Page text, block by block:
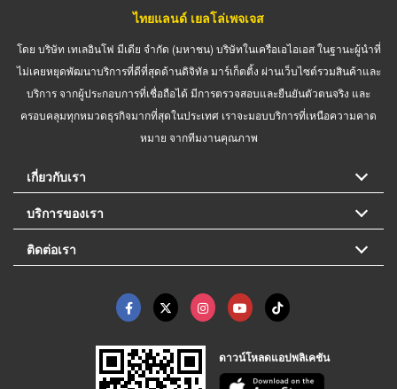
ไทยแลนด์ เยลโล่เพจเจส
โดย บริษัท เทเลอินโฟ มีเดีย จำกัด (มหาชน) บริษัทในเครือเอไอเอส ในฐานะผู้นำที่
ไม่เคยหยุดพัฒนาบริการที่ดีที่สุดด้านดิจิทัล มาร์เก็ตติ้ง ผ่านเว็บไซต์รวมสินค้าและ
บริการ จากผู้ประกอบการที่เชื่อถือได้ มีการตรวจสอบและยืนยันตัวตนจริง และ
ครอบคลุมทุกหมวดธุรกิจมากที่สุดในประเทศ เราจะมอบบริการที่เหนือความคาด
หมาย จากทีมงานคุณภาพ
เกี่ยวกับเรา
บริการของเรา
ติดต่อเรา
ดาวน์โหลดแอปพลิเคชัน